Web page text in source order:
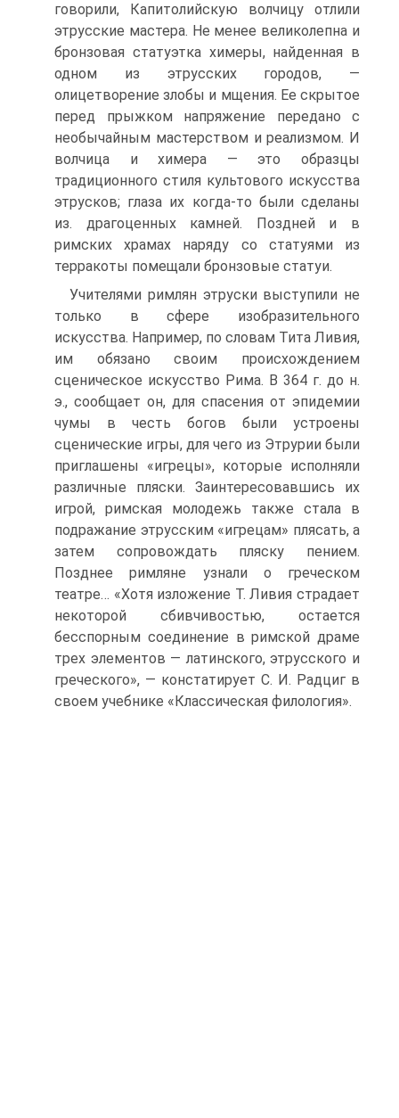
говорили, Капитолийскую волчицу отлили
этрусские мастера. Не менее великолепна и
бронзовая статуэтка химеры, найденная в
одном из этрусских городов, —
олицетворение злобы и мщения. Ее скрытое
перед прыжком напряжение передано с
необычайным мастерством и реализмом. И
волчица и химера — это образцы
традиционного стиля культового искусства
этрусков; глаза их когда-то были сделаны
из. драгоценных камней. Поздней и в
римских храмах наряду со статуями из
терракоты помещали бронзовые статуи.
Учителями римлян этруски выступили не
только в сфере изобразительного
искусства. Например, по словам Тита Ливия,
им обязано своим происхождением
сценическое искусство Рима. В 364 г. до н.
э., сообщает он, для спасения от эпидемии
чумы в честь богов были устроены
сценические игры, для чего из Этрурии были
приглашены «игрецы», которые исполняли
различные пляски. Заинтересовавшись их
игрой, римская молодежь также стала в
подражание этрусским «игрецам» плясать, а
затем сопровождать пляску пением.
Позднее римляне узнали о греческом
театре… «Хотя изложение Т. Ливия страдает
некоторой сбивчивостью, остается
бесспорным соединение в римской драме
трех элементов — латинского, этрусского и
греческого», — констатирует С. И. Радциг в
своем учебнике «Классическая филология».